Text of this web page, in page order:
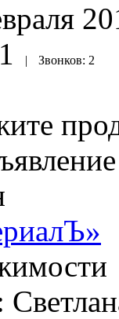
| Звонков: 2